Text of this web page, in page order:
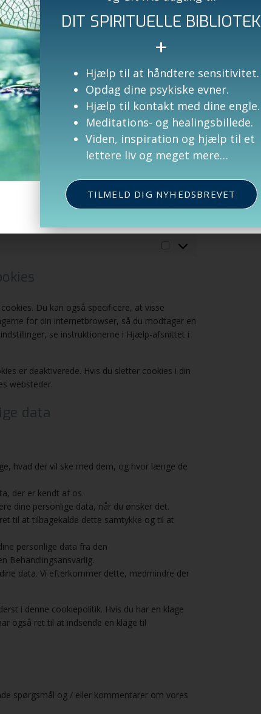
Marketing/Tracking, Functional
Formål, indtil undersøgelsen
en forklaring om cookies. Så snart du klikker
beskrevet i pop-up filen og denne
bemærk at vores websted muligvis ikke længere
Altid aktiv
Du kan også specificere, at visse
for din internetbrowser, så du modtager en
se instruktionerne i Hjælp-afsnittet i
er deaktiverede. Hvis du sletter cookies i din
websteder.
data
hvad der vil ske med dem, og hvor længe de
der er kendt af os.
dine personlige data, når du ønsker det.
til at tilbagekalde dette samtykke og til at
personlige data fra den
Behandlingsansvarlig.
data. Vi efterkommer dette, medmindre der
i denne cookiepolitik. Hvis du har en klage
også ret til at indsende en klage til
spørgsmål og / eller kommentarer om vores
DIT SPIRITUELLE BIBLIOTEK
+
Hjælp til at håndtere sensitivitet.
Opdag dine psykiske evner.
Hjælp til kontakt med dine engle.
Meditations- og healingsbillede.
Viden, inspiration og hjælp til et
lettere liv og meget mere…
TILMELD DIG NYHEDSBREVET